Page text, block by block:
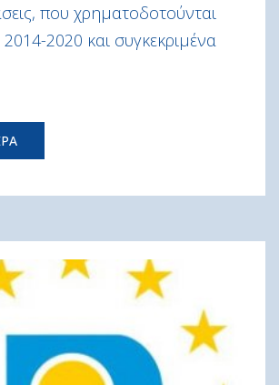
που χρηματοδοτούνται
2020 και συγκεκριμένα